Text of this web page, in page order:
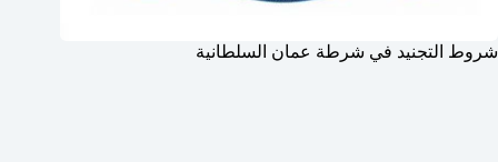
شروط التجنيد في شرطة عمان السلطانية